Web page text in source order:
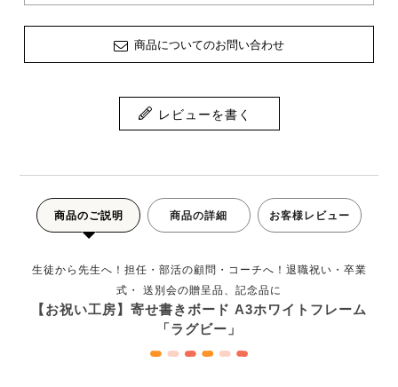
商品についてのお問い合わせ
レビューを書く
商品のご説明 商品の詳細 お客様レビュー
生徒から先生へ！担任・部活の顧問・コーチへ！退職祝い・卒業
式・ 送別会の贈呈品、記念品に
【お祝い工房】寄せ書きボード A3ホワイトフレーム
「ラグビー」